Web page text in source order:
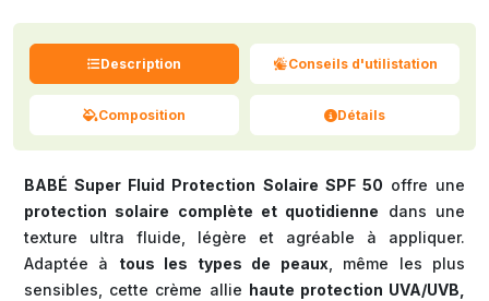
Description Conseils d'utilistation
Composition Détails
BABÉ Super Fluid Protection Solaire SPF 50 offre une
protection solaire complète et quotidienne dans une
texture ultra fluide, légère et agréable à appliquer.
Adaptée à tous les types de peaux , même les plus
sensibles, cette crème allie haute protection UVA/UVB,